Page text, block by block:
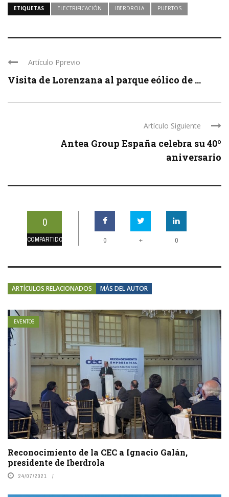
ETIQUETAS ELECTRIFICACIÓN IBERDROLA PUERTOS
Artículo Pprevio
Visita de Lorenzana al parque eólico de ...
Artículo Siguiente
Antea Group España celebra su 40º
aniversario
0
COMPARTIDOS 0 + 0
ARTÍCULOS RELACIONADOS MÁS DEL AUTOR
EVENTOS
Reconocimiento de la CEC a Ignacio Galán,
presidente de Iberdrola
24/07/2021